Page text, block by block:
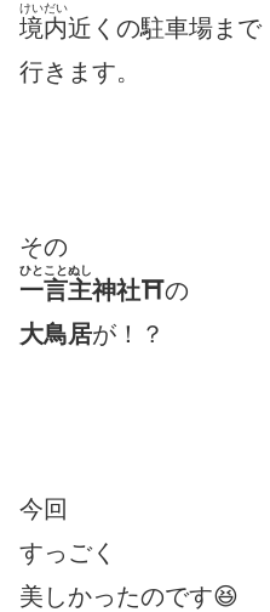
境内
けいだい
近くの駐車場まで
行きます。
その
一言主
ひとことぬし
神社⛩の
大鳥居が！？
今回
すっごく
美しかったのです😆